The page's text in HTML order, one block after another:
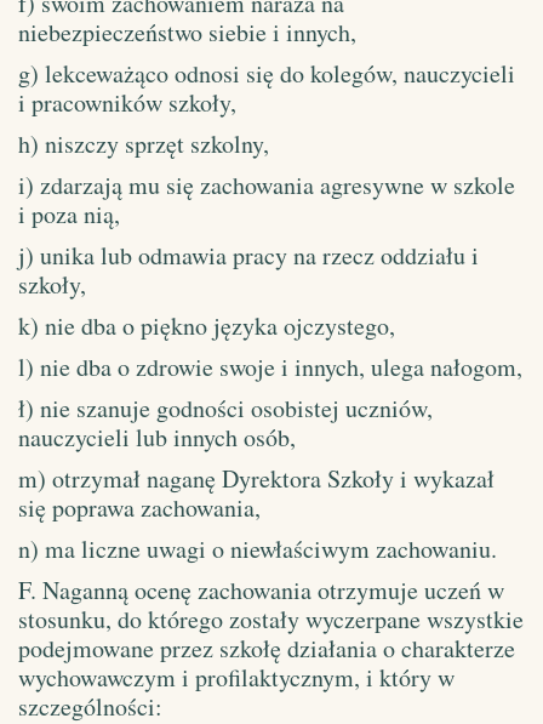
niebezpieczeństwo siebie i innych,
g) lekceważąco odnosi się do kolegów, nauczycieli
i pracowników szkoły,
h) niszczy sprzęt szkolny,
i) zdarzają mu się zachowania agresywne w szkole
i poza nią,
j) unika lub odmawia pracy na rzecz oddziału i
szkoły,
k) nie dba o piękno języka ojczystego,
l) nie dba o zdrowie swoje i innych, ulega nałogom,
ł) nie szanuje godności osobistej uczniów,
nauczycieli lub innych osób,
m) otrzymał naganę Dyrektora Szkoły i wykazał
się poprawa zachowania,
n) ma liczne uwagi o niewłaściwym zachowaniu.
F. Naganną ocenę zachowania otrzymuje uczeń w
stosunku, do którego zostały wyczerpane wszystkie
podejmowane przez szkołę działania o charakterze
wychowawczym i profilaktycznym, i który w
szczególności: